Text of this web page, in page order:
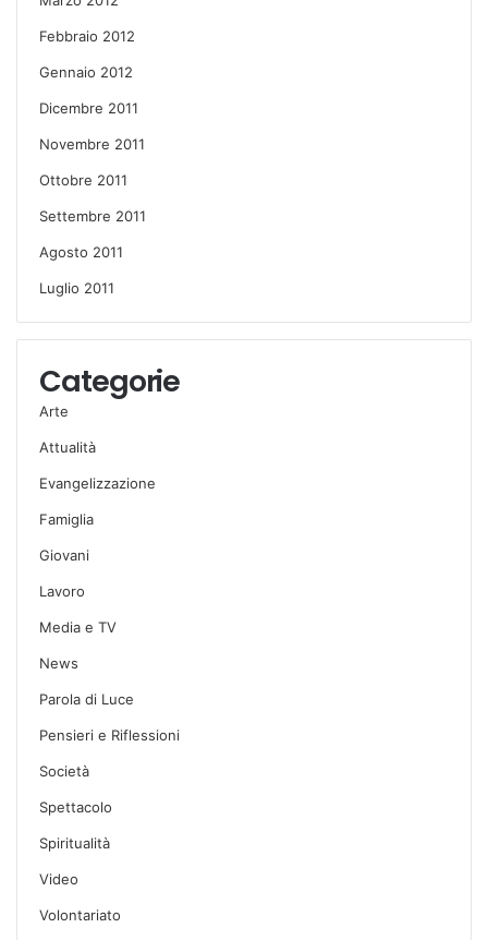
Febbraio 2012
Gennaio 2012
Dicembre 2011
Novembre 2011
Ottobre 2011
Settembre 2011
Agosto 2011
Luglio 2011
Categorie
Arte
Attualità
Evangelizzazione
Famiglia
Giovani
Lavoro
Media e TV
News
Parola di Luce
Pensieri e Riflessioni
Società
Spettacolo
Spiritualità
Video
Volontariato